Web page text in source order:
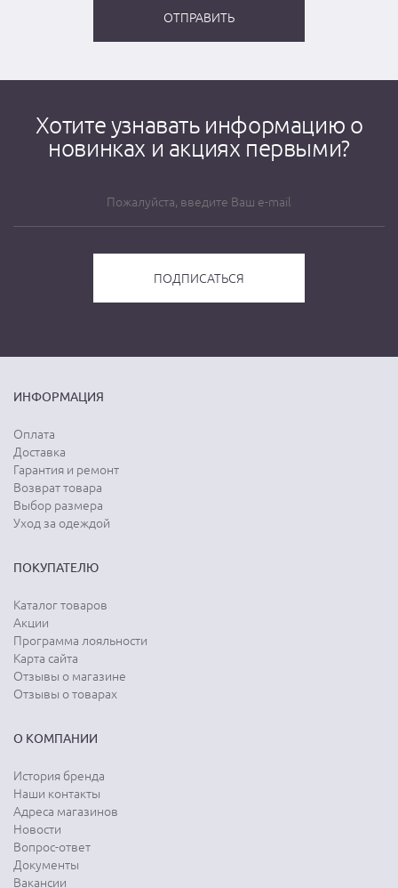
Хотите узнавать информацию о
новинках и акциях первыми?
ИНФОРМАЦИЯ
Оплата
Доставка
Гарантия и ремонт
Возврат товара
Выбор размера
Уход за одеждой
ПОКУПАТЕЛЮ
Каталог товаров
Акции
Программа лояльности
Карта сайта
Отзывы о магазине
Отзывы о товарах
О КОМПАНИИ
История бренда
Наши контакты
Адреса магазинов
Новости
Вопрос-ответ
Документы
Вакансии